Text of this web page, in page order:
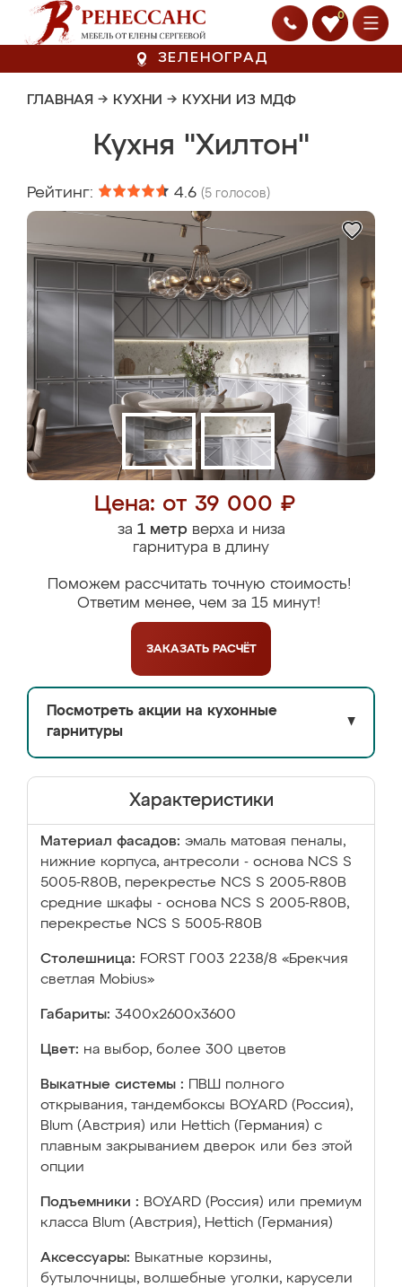
0
ЗЕЛЕНОГРАД
ГЛАВНАЯ → КУХНИ → КУХНИ ИЗ МДФ
Кухня "Хилтон"
Рейтинг: 4.6 (5 голосов)
Цена: от 39 000 ₽
за 1 метрверха и низа
гарнитура в длину
Поможем рассчитать точную стоимость!
Ответим менее, чем за 15 минут!
ЗАКАЗАТЬ РАСЧЁТ
Посмотреть акции на кухонные
гарнитуры
▼
Характеристики
Материал фасадов: эмаль матовая пеналы,
нижние корпуса, антресоли - основа NCS S
5005-R80B, перекрестье NCS S 2005-R80B
средние шкафы - основа NCS S 2005-R80B,
перекрестье NCS S 5005-R80B
Столешница: FORST Г003 2238/8 «Брекчия
светлая Mobius»
Габариты: 3400х2600х3600
Цвет: на выбор, более 300 цветов
Выкатные системы :
ПВШ полного
открывания, тандембоксы BOYARD (Россия),
Blum (Австрия) или Hettich (Германия) с
плавным закрыванием дверок или без этой
опции
Подъемники : BOYARD (Россия) или премиум
класса Blum (Австрия), Hettich (Германия)
Аксессуары: Выкатные корзины,
бутылочницы, волшебные уголки, карусели